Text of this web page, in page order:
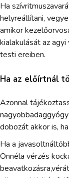
Ha
helyreállítani,
amikor
kialakulását az
testi ereiben.
Ha az előírtnál
Azonnal
dobozát akkor is,
Ha a
Önnéla vérzés